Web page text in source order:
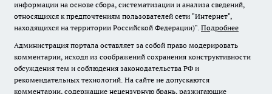
информации на основе сбора, систематизации и анализа сведений,
относящихся к предпочтениям пользователей сети "Интернет",
находящихся на территории Российской Федерации)". Подробнее
Администрация портала оставляет за собой право модерировать
комментарии, исходя из соображений сохранения конструктивности
обсуждения тем и соблюдения законодательства РФ и
рекомендательных технологий. На сайте не допускаются
комментарии, содержащие нецензурную брань, разжигающие